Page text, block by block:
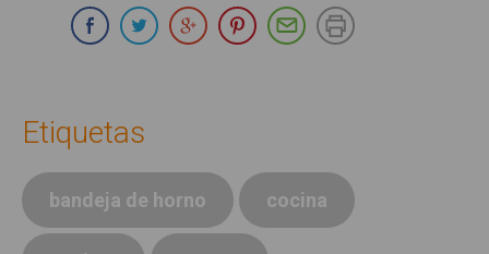
Compartir en Whatsapp
Compartir en Facebook
Compartir en Twitter
Compartir en Google Plus
Compartir en Pinterest
Compartir por E-
Etiquetas
bandeja de horno cocina